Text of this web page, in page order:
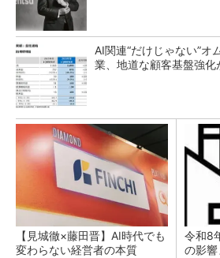
AI関連“だけじゃない”オ
業、地道な顧客基盤強化
【見城徹×藤田晋】AI時代でも
変わらない経営者の本質
令和8
の影響